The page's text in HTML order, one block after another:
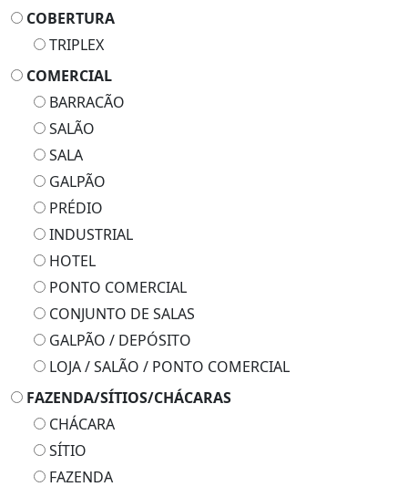
COBERTURA
TRIPLEX
COMERCIAL
BARRACÃO
SALÃO
SALA
GALPÃO
PRÉDIO
INDUSTRIAL
HOTEL
PONTO COMERCIAL
CONJUNTO DE SALAS
GALPÃO / DEPÓSITO
LOJA / SALÃO / PONTO COMERCIAL
FAZENDA/SÍTIOS/CHÁCARAS
CHÁCARA
SÍTIO
FAZENDA